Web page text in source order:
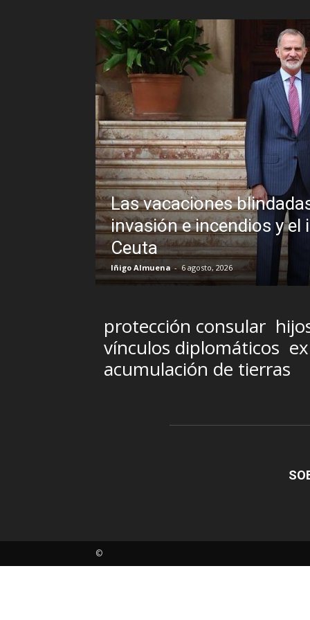
Las vacaciones blindadas de
invasión e incendios y el
6 agosto, 2026
protección consular
vínculos diplomáticos
acumulación de tierras
©